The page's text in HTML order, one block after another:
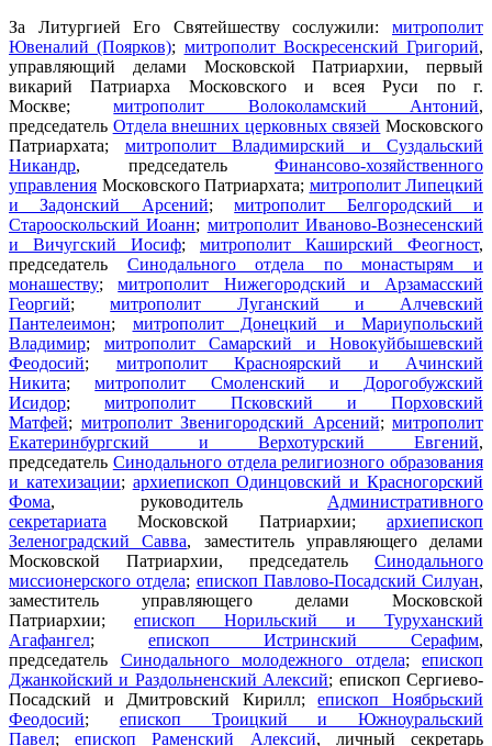
За Литургией Его Святейшеству сослужили: митрополит
Ювеналий (Поярков); митрополит Воскресенский Григорий,
управляющий делами Московской Патриархии, первый
викарий Патриарха Московского и всея Руси по г.
Москве;митрополит Волоколамский Антоний,
председатель Отдела внешних церковных связей Московского
Патриархата; митрополит Владимирский и Суздальский
Никандр, председатель Финансово-хозяйственного
управления Московского Патриархата; митрополит Липецкий
и Задонский Арсений;митрополит Белгородский и
Старооскольский Иоанн; митрополит Иваново-Вознесенский
и Вичугский Иосиф; митрополит Каширский Феогност,
председатель Синодального отдела по монастырям и
монашеству;митрополит Нижегородский и Арзамасский
Георгий;митрополит Луганский и Алчевский
Пантелеимон; митрополит Донецкий и Мариупольский
Владимир; митрополит Самарский и Новокуйбышевский
Феодосий; митрополит Красноярский и Ачинский
Никита;митрополит Смоленский и Дорогобужский
Исидор;митрополит Псковский и Порховский
Матфей; митрополит Звенигородский Арсений; митрополит
Екатеринбургский и Верхотурский Евгений,
председатель Синодального отдела религиозного образования
и катехизации; архиепископ Одинцовский и Красногорский
Фома, руководитель Административного
секретариата Московской Патриархии; архиепископ
Зеленоградский Савва, заместитель управляющего делами
Московской Патриархии, председатель Синодального
миссионерского отдела; епископ Павлово-Посадский Силуан,
заместитель управляющего делами Московской
Патриархии; епископ Норильский и Туруханский
Агафангел; епископ Истринский Серафим,
председатель Синодального молодежного отдела; епископ
Джанкойский и Раздольненский Алексий; епископ Сергиево-
Посадский и Дмитровский Кирилл;епископ Ноябрьский
Феодосий; епископ Троицкий и Южноуральский
Павел;епископ Раменский Алексий, личный секретарь